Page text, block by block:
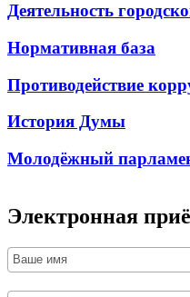
Деятельность
Нормативная база
Противодействие
История Думы
Молодёжный
Электронная